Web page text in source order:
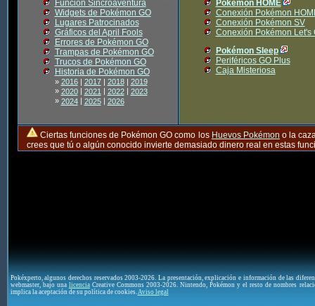
Función Sincroaventura
Widgets de Pokémon GO
Lugares Patrocinados
Gráficos del April Fools
Errores de Pokémon GO
Trampas de Pokémon GO
Trucos de Pokémon GO
Historia de Pokémon GO
» 2016| 2017| 2018| 2019
» 2020| 2021| 2022| 2023
» 2024| 2025| 2026
Pokémon HOME
Conexión Pokémon
Conexión Pokémon SV
Conexión Pokémon Let's
Pokémon Sleep
Periféricos GO Plus
Caja Misteriosa
Ciertas funciones de Pokémon GO como los Huevos Pokémon o la
crees que tú o algún conocido invierte demasiado dinero real en estas
Pokéxperto, algunos derechos reservados 2003-2026. La presentación, explicación e información de las
webmaster, bajo una licenciaCreative Commons 2003-2026. Nintendo, Pokémon y el resto de nombres
implica la aceptación de su política de cookies. Aviso legal